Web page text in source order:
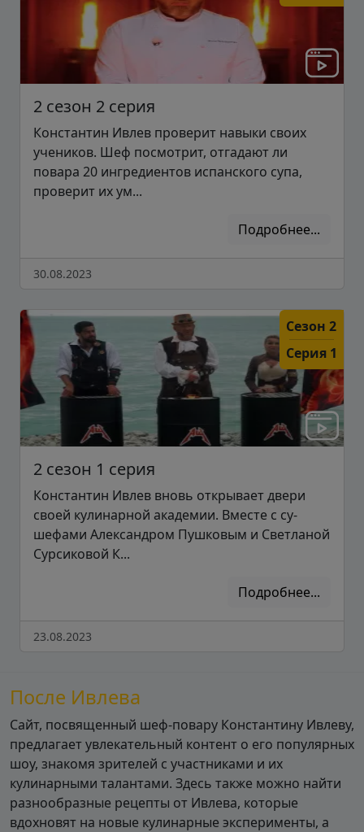
2 сезон 2 серия
Константин Ивлев проверит навыки своих
учеников. Шеф посмотрит, отгадают ли
повара 20 ингредиентов испанского супа,
проверит их ум...
Подробнее...
30.08.2023
Сезон 2
Серия 1
2 сезон 1 серия
Константин Ивлев вновь открывает двери
своей кулинарной академии. Вместе с су-
шефами Александром Пушковым и Светланой
Сурсиковой К...
Подробнее...
23.08.2023
После Ивлева
Сайт, посвященный шеф-повару Константину Ивлеву,
предлагает увлекательный контент о его популярных
шоу, знакомя зрителей с участниками и их
кулинарными талантами. Здесь также можно найти
разнообразные рецепты от Ивлева, которые
вдохновят на новые кулинарные эксперименты, а